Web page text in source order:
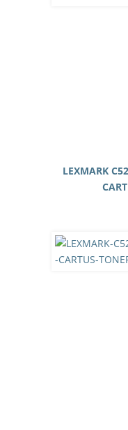
LEXMARK